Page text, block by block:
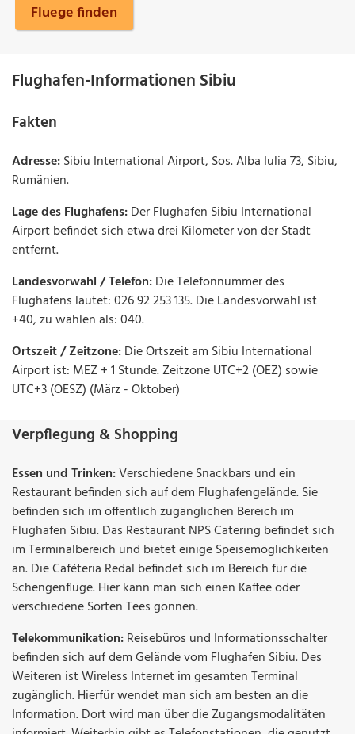
Fluege finden
Flughafen-Informationen Sibiu
Fakten
Adresse:Sibiu International Airport, Sos. Alba Iulia 73, Sibiu,
Rumänien.
Lage des Flughafens:Der Flughafen Sibiu International
Airport befindet sich etwa drei Kilometer von der Stadt
entfernt.
Landesvorwahl / Telefon:Die Telefonnummer des
Flughafens lautet: 026 92 253 135. Die Landesvorwahl ist
+40, zu wählen als: 040.
Ortszeit / Zeitzone:Die Ortszeit am Sibiu International
Airport ist: MEZ + 1 Stunde. Zeitzone UTC+2 (OEZ) sowie
UTC+3 (OESZ) (März - Oktober)
Verpflegung & Shopping
Essen und Trinken:Verschiedene Snackbars und ein
Restaurant befinden sich auf dem Flughafengelände. Sie
befinden sich im öffentlich zugänglichen Bereich im
Flughafen Sibiu. Das Restaurant NPS Catering befindet sich
im Terminalbereich und bietet einige Speisemöglichkeiten
an. Die Caféteria Redal befindet sich im Bereich für die
Schengenflüge. Hier kann man sich einen Kaffee oder
verschiedene Sorten Tees gönnen.
Telekommunikation:Reisebüros und Informationsschalter
befinden sich auf dem Gelände vom Flughafen Sibiu. Des
Weiteren ist Wireless Internet im gesamten Terminal
zugänglich. Hierfür wendet man sich am besten an die
Information. Dort wird man über die Zugangsmodalitäten